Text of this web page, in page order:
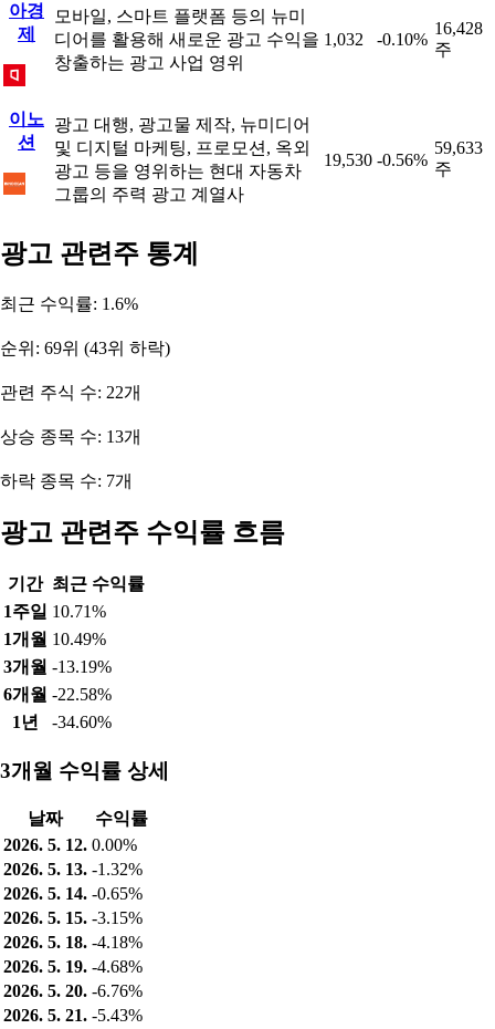
아경
제
모바일, 스마트 플랫폼 등의 뉴미
디어를 활용해 새로운 광고 수익을
창출하는 광고 사업 영위
1,032 -0.10%
16,428
주
이노
션
광고 대행, 광고물 제작, 뉴미디어
및 디지털 마케팅, 프로모션, 옥외
광고 등을 영위하는 현대 자동차
그룹의 주력 광고 계열사
19,530 -0.56%
59,633
주
광고 관련주 통계
최근 수익률: 1.6%
순위: 69위 (43위 하락)
관련 주식 수: 22개
상승 종목 수: 13개
하락 종목 수: 7개
광고 관련주 수익률 흐름
기간 최근 수익률
1주일 10.71%
1개월 10.49%
3개월 -13.19%
6개월 -22.58%
1년
-34.60%
3개월 수익률 상세
날짜
수익률
2026. 5. 12. 0.00%
2026. 5. 13. -1.32%
2026. 5. 14. -0.65%
2026. 5. 15. -3.15%
2026. 5. 18. -4.18%
2026. 5. 19. -4.68%
2026. 5. 20. -6.76%
2026. 5. 21. -5.43%